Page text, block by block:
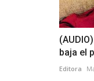
baja el
Editora